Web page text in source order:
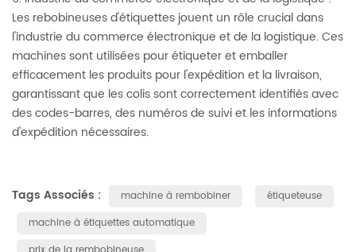
Les rebobineuses d'étiquettes jouent un rôle crucial dans
l'industrie du commerce électronique et de la logistique. Ces
machines sont utilisées pour étiqueter et emballer
efficacement les produits pour l'expédition et la livraison,
garantissant que les colis sont correctement identifiés avec
des codes-barres, des numéros de suivi et les informations
d'expédition nécessaires.
Tags Associés : machine à rembobiner
étiqueteuse
machine à étiquettes automatique